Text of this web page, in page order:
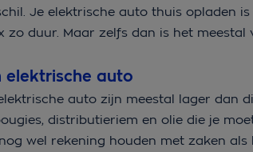
Je elektrische auto thuis opladen
zo duur. Maar zelfs dan is het
elektrische auto
auto zijn meestal lager dan
distributieriem en olie die je
wel rekening houden met zaken